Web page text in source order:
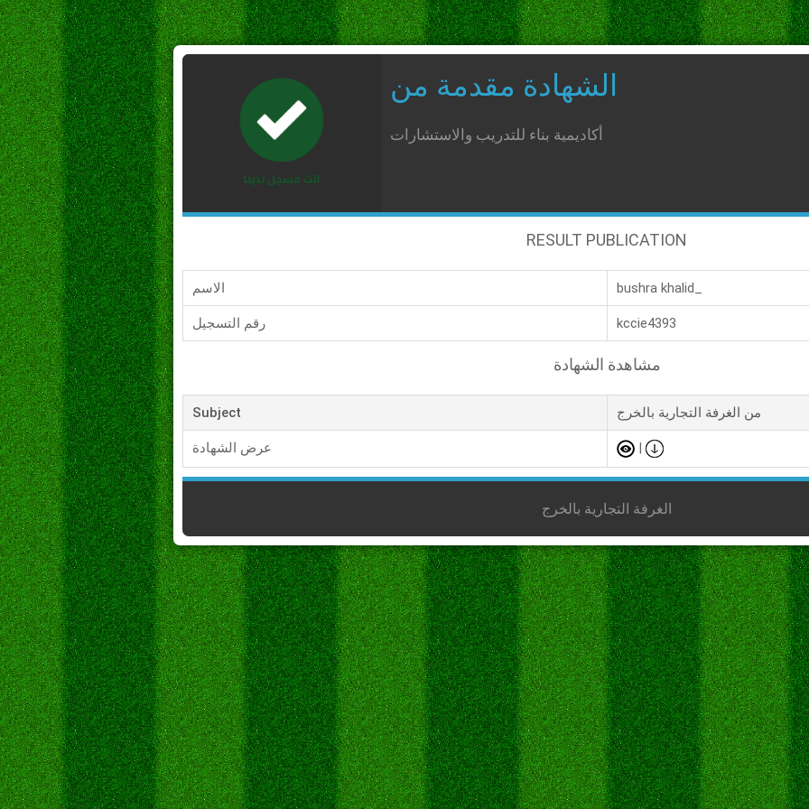
الشهادة مقدمة من
أكاديمية بناء للتدريب والاستشارات
RESULT PUBLICATION
الاسم bushra khalid_
رقم التسجيل kccie4393
مشاهدة الشهادة
Subject من الغرفة التجارية بالخرج
عرض الشهادة |
الغرفة التجارية بالخرج